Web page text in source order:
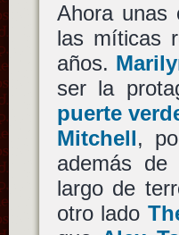
Ahora
las míticas
años.
ser la
puerte
Mitchell,
además
largo de
otro lado